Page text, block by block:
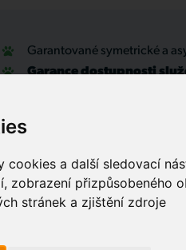
a další sledovací
zobrazení přizpůsobeného
stránek a zjištění zdroje
Garantované symetrické a
Garance dostupnosti
Optické přípojky a interní
IT outsourcing, správa sítí